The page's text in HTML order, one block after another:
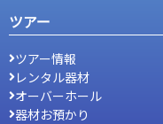
ツアー
ツアー情報
レンタル器材
オーバーホール
器材お預かり